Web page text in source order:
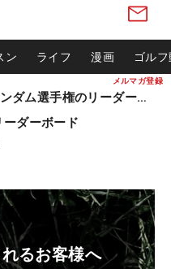
メルマガ登録
ン ライフ 漫画 ゴル
松山英樹ら出場 ウィンダム選手権のリーダーボード
ダーボード
るお客様へ